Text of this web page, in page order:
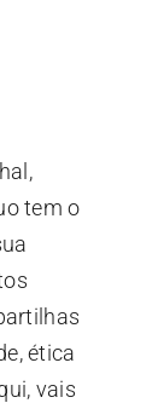
tem o
ética
vais